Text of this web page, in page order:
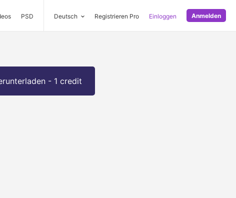
PSD Deutsch Registrieren Pro Einloggen Anmelden
- 1 credit